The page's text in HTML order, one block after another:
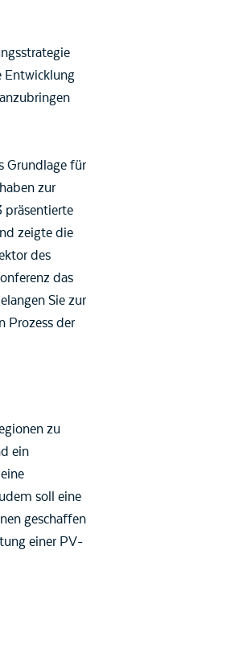
Entwicklung
Grundlage für
zur
zeigte die
des
das
Sie zur
Prozess der
zu
ein
soll eine
geschaffen
einer PV-